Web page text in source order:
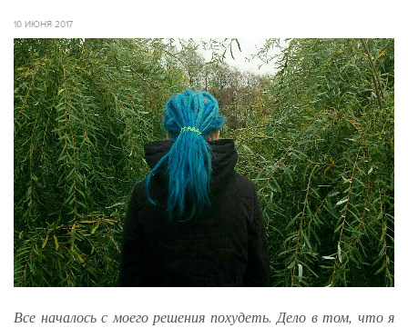
10 ИЮНЯ 2017
Все началось с моего решения похудеть. Дело в том, что я